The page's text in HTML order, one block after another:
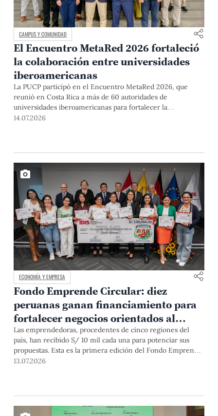
CAMPUS Y COMUNIDAD
El Encuentro MetaRed 2026 fortaleció
la colaboración entre universidades
iberoamericanas
La PUCP participó en el Encuentro MetaRed 2026, que
reunió en Costa Rica a más de 60 autoridades de
universidades iberoamericanas para fortalecer la
colaboración en transformación digital, emprendimiento y
14.07.2026
ECONOMÍA Y EMPRESA
Fondo Emprende Circular: diez
peruanas ganan financiamiento para
fortalecer negocios orientados al
desarrollo sostenible
Las emprendedoras, procedentes de cinco regiones del
país, han recibido S/ 10 mil cada una para potenciar sus
propuestas. Esta es la primera edición del Fondo Emprende
Circular: Mujeres Productivas para un Futuro Sostenible,
13.07.2026